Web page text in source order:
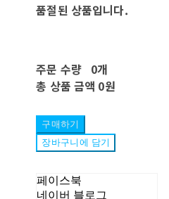
품절된 상품입니다.
주문 수량 0개
총 상품 금액 0원
구매하기
장바구니에 담기
페이스북
네이버 블로그